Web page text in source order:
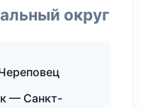
округ
— Санкт-